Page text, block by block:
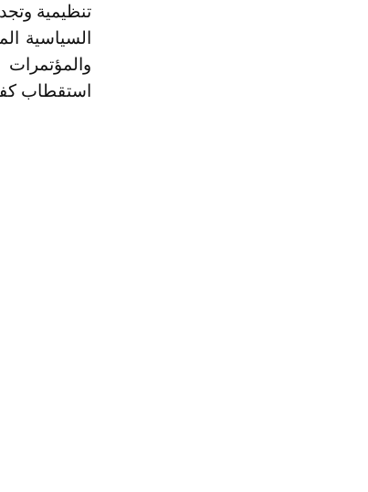
تنظيمية
السياسية
استقطاب